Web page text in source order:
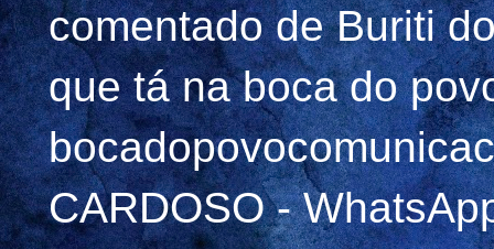
comentado de Buriti
que tá na boca do
CARDOSO -